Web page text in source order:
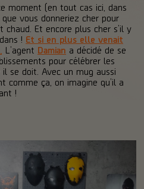
moment (en tout cas ici, dans
vous donneriez cher pour
chaud. Et encore plus cher s’il y
! Et si en plus elle venait
L’agent Damian a décidé de se
pour célébrer les
se doit. Avec un mug aussi
comme ça, on imagine qu’il a
!